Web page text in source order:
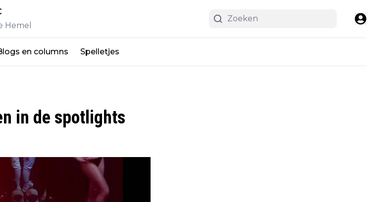
Hemel
en columns Spelletjes
in de spotlights